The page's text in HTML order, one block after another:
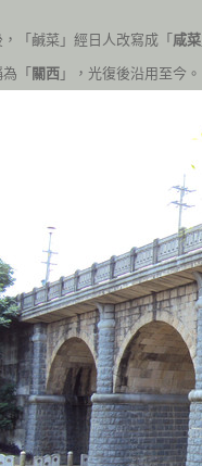
，「鹹菜」經日人改寫成「 咸菜
「 關西 」，光復後沿用至今。